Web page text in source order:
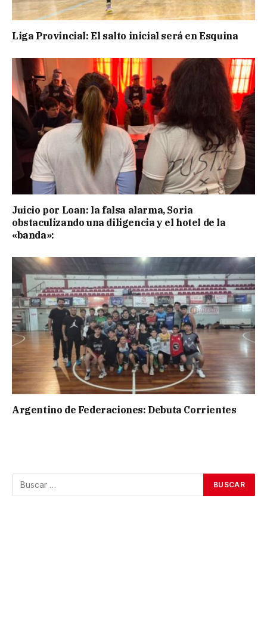
Liga Provincial: El salto inicial será en Esquina
Juicio por Loan: la falsa alarma, Soria
obstaculizando una diligencia y el hotel de la
«banda»:
Argentino de Federaciones: Debuta Corrientes